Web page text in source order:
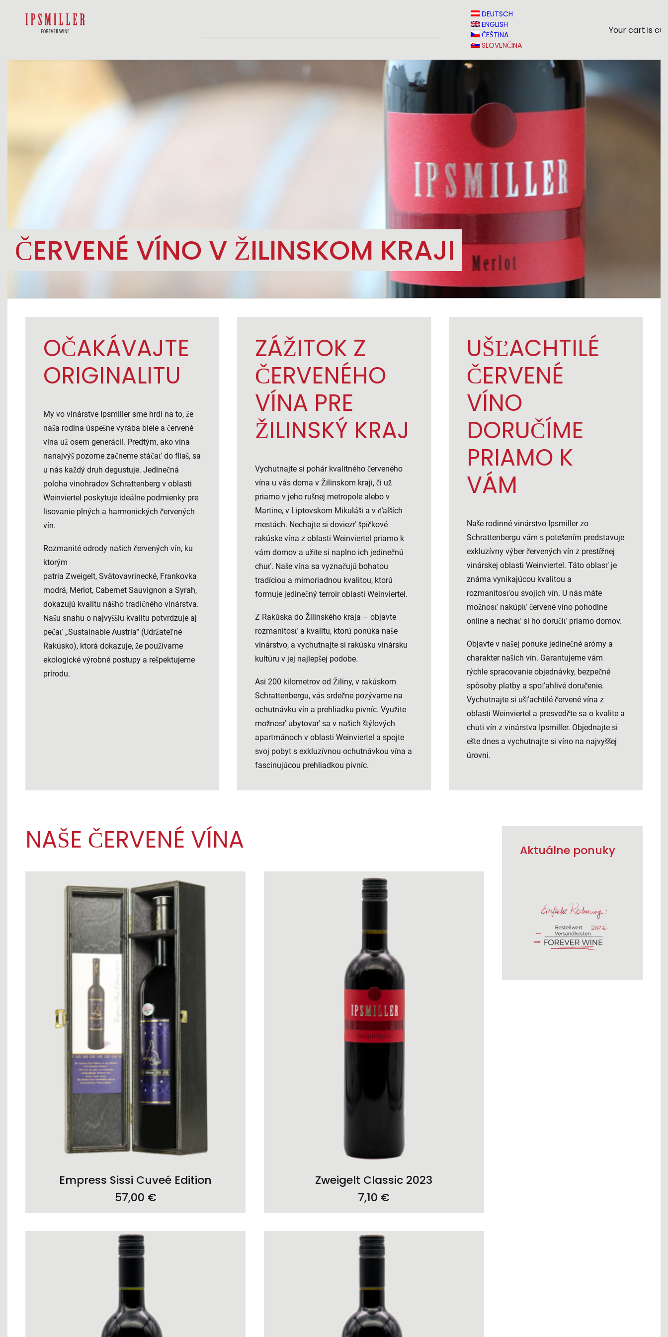
DEUTSCH
ENGLISH
ČEŠTINA
SLOVENČINA
Your cart is
ČERVENÉ VÍNO V ŽILINSKOM KRAJI
OČAKÁVAJTE
ORIGINALITU
My vo vinárstve Ipsmiller sme hrdí na to, že
naša rodina úspešne vyrába biele a červené
vína už osem generácií. Predtým, ako vína
nanajvýš pozorne začneme stáčať do fliaš, sa
u nás každý druh degustuje. Jedinečná
poloha vinohradov Schrattenberg v oblasti
Weinviertel poskytuje ideálne podmienky pre
lisovanie plných a harmonických červených
vín.
Rozmanité odrody našich červených vín, ku
ktorým
patria Zweigelt, Svätovavrinecké, Frankovka
modrá, Merlot, Cabernet Sauvignon a Syrah,
dokazujú kvalitu nášho tradičného vinárstva.
Našu snahu o najvyššiu kvalitu potvrdzuje aj
pečať „Sustainable Austria“ (Udržateľné
Rakúsko), ktorá dokazuje, že používame
ekologické výrobné postupy a rešpektujeme
prírodu.
ZÁŽITOK Z
ČERVENÉHO
VÍNA PRE
ŽILINSKÝ KRAJ
Vychutnajte si pohár kvalitného červeného
vína u vás doma v Žilinskom kraji, či už
priamo v jeho rušnej metropole alebo v
Martine, v Liptovskom Mikuláši a v ďalších
mestách. Nechajte si doviezť špičkové
rakúske vína z oblasti Weinviertel priamo k
vám domov a užite si naplno ich jedinečnú
chuť. Naše vína sa vyznačujú bohatou
tradíciou a mimoriadnou kvalitou, ktorú
formuje jedinečný terroir oblasti Weinviertel.
Z Rakúska do Žilinského kraja – objavte
rozmanitosť a kvalitu, ktorú ponúka naše
vinárstvo, a vychutnajte si rakúsku vinársku
kultúru v jej najlepšej podobe.
Asi 200 kilometrov od Žiliny, v rakúskom
Schrattenbergu, vás srdečne pozývame na
ochutnávku vín a prehliadku pivníc. Využite
možnosť ubytovať sa v našich štýlových
apartmánoch v oblasti Weinviertel a spojte
svoj pobyt s exkluzívnou ochutnávkou vína a
fascinujúcou prehliadkou pivníc.
UŠĽACHTILÉ
ČERVENÉ
VÍNO
DORUČÍME
PRIAMO K
VÁM
Naše rodinné vinárstvo Ipsmiller zo
Schrattenbergu vám s potešením predstavuje
exkluzívny výber červených vín z prestížnej
vinárskej oblasti Weinviertel. Táto oblasť je
známa vynikajúcou kvalitou a
rozmanitosťou svojich vín. U nás máte
možnosť nakúpiť červené víno pohodlne
online a nechať si ho doručiť priamo domov.
Objavte v našej ponuke jedinečné arómy a
charakter našich vín. Garantujeme vám
rýchle spracovanie objednávky, bezpečné
spôsoby platby a spoľahlivé doručenie.
Vychutnajte si ušľachtilé červené vína z
oblasti Weinviertel a presvedčte sa o kvalite a
chuti vín z vinárstva Ipsmiller. Objednajte si
ešte dnes a vychutnajte si víno na najvyššej
úrovni.
NAŠE ČERVENÉ VÍNA
ADD TO CART
Empress Sissi Cuveé Edition
57,00 €
ADD TO CART
Zweigelt Classic 2023
7,10 €
Aktuálne ponuky